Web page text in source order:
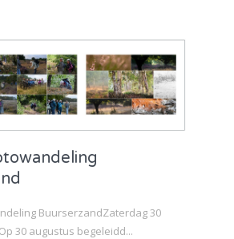
BuurserzandZaterdag 30
30 augustus begeleidd...